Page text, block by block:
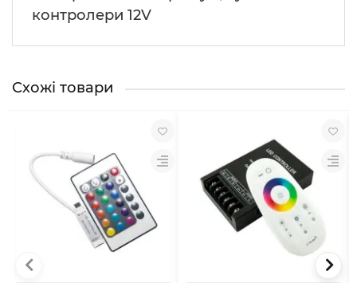
контролери 12V
Схожі товари